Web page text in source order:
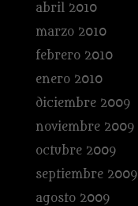
abril 2010
marzo 2010
febrero 2010
enero 2010
diciembre 2009
noviembre 2009
octubre 2009
septiembre 2009
agosto 2009